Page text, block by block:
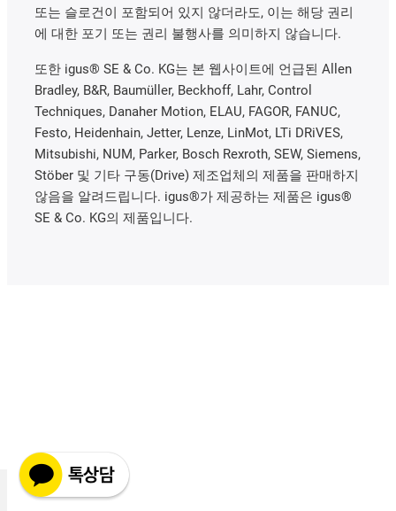
또는 슬로건이 포함되어 있지 않더라도, 이는 해당 권리
에 대한 포기 또는 권리 불행사를 의미하지 않습니다.
또한 igus® SE & Co. KG는 본 웹사이트에 언급된 Allen
Bradley, B&R, Baumüller, Beckhoff, Lahr, Control
Techniques, Danaher Motion, ELAU, FAGOR, FANUC,
Festo, Heidenhain, Jetter, Lenze, LinMot, LTi DRiVES,
Mitsubishi, NUM, Parker, Bosch Rexroth, SEW, Siemens,
Stöber 및 기타 구동(Drive) 제조업체의 제품을 판매하지
않음을 알려드립니다. igus®가 제공하는 제품은 igus®
SE & Co. KG의 제품입니다.